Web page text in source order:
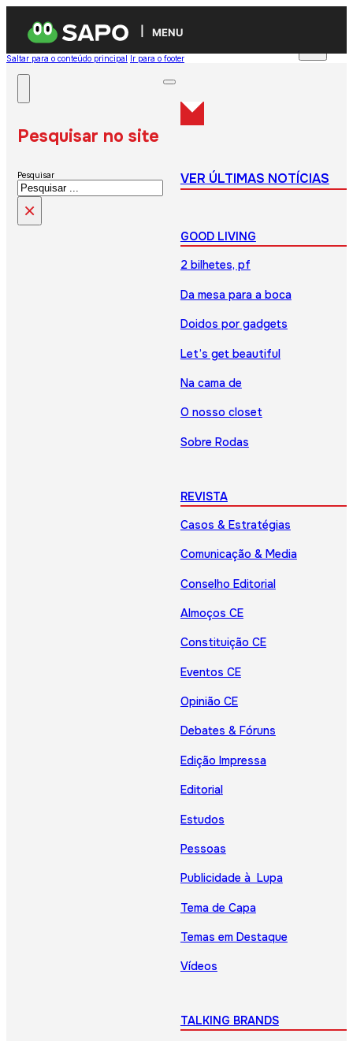
MENU
Saltar para o conteúdo principal Ir para o footer
Pesquisar no site
Pesquisar
×
VER ÚLTIMAS NOTÍCIAS
GOOD LIVING
2 bilhetes, pf
Da mesa para a boca
Doidos por gadgets
Let’s get beautiful
Na cama de
O nosso closet
Sobre Rodas
REVISTA
Casos & Estratégias
Comunicação & Media
Conselho Editorial
Almoços CE
Constituição CE
Eventos CE
Opinião CE
Debates & Fóruns
Edição Impressa
Editorial
Estudos
Pessoas
Publicidade à Lupa
Tema de Capa
Temas em Destaque
Vídeos
TALKING BRANDS